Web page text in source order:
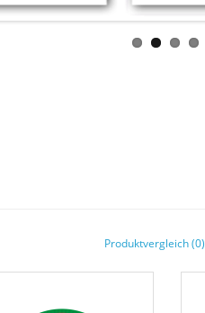
Produktvergleich (0)